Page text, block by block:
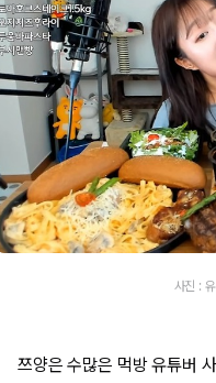
사진 :
쯔양은 수많은 먹방 유튜버